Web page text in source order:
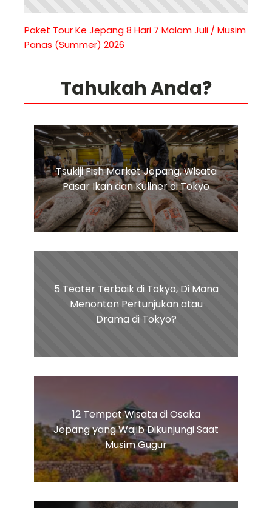
Paket Tour Ke Jepang 8 Hari 7 Malam Juli / Musim
Panas (Summer) 2026
Tahukah Anda?
Tsukiji Fish Market Jepang, Wisata
Pasar Ikan dan Kuliner di Tokyo
5 Teater Terbaik di Tokyo, Di Mana
Menonton Pertunjukan atau
Drama di Tokyo?
12 Tempat Wisata di Osaka
Jepang yang Wajib Dikunjungi Saat
Musim Gugur